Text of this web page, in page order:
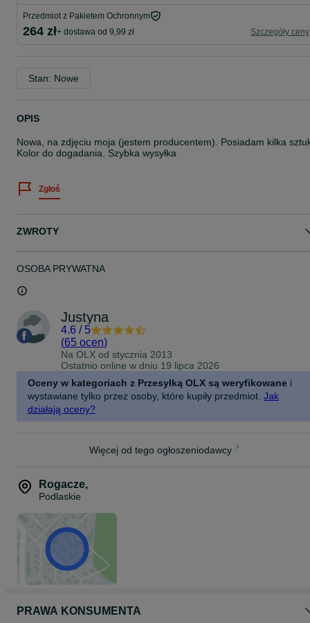
Przedmiot z Pakietem Ochronnym
264 zł+ dostawa od 9,99 zł Szczegóły ceny
Stan: Nowe
OPIS
Nowa, na zdjęciu moja (jestem producentem). Posiadam kilka
Kolor do dogadania. Szybka wysyłka
Zgłoś
ZWROTY
OSOBA PRYWATNA
Justyna
4.6 / 5
(65 ocen)
Na OLX od stycznia 2013
Ostatnio online w dniu 19 lipca 2026
Oceny w kategoriach z Przesyłką OLX są weryfikowane i
wystawiane tylko przez osoby, które kupiły przedmiot. Jak
działają oceny?
Więcej od tego ogłoszeniodawcy
Rogacze,
Podlaskie
PRAWA KONSUMENTA